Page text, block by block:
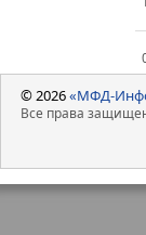
© 2026«МФД-
Все права